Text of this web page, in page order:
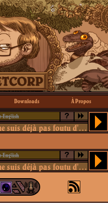
Downloads À Propos
English ?
«C'est pas de ma faute, je ne suis déjà pas foutu d'entretenir un ficus»
English ?
«C'est pas de ma faute, je ne suis déjà pas foutu d'entretenir un ficus»